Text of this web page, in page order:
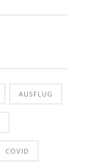
AUSFLUG
COVID